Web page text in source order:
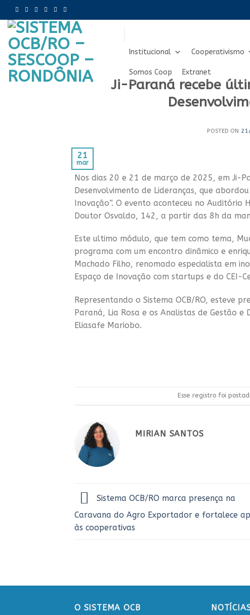
to
content
Institucional Cooperativismo
Somos Coop Extranet
Ji-Paraná recebe
POSTED ON
21
mar
Nos dias 20 e 21 de março de 2025, em Ji-
Desenvolvimento de Lideranças, que
Inovação”. O evento aconteceu no Auditório
Doutor Osvaldo, 142, a partir das 8h da
Este ultimo módulo, que tem como tema,
programa com um encontro dinâmico e
Machado Filho, renomado especialista em
Espaço de Inovação com startups e do CEI-
Representando o Sistema OCB/RO, esteve
Paraná, Lia Rosa e os Analistas de Gestão e
Eliasafe Mariobo.
Esse registro foi
MIRIAN SANTOS
Sistema OCB/RO marca presença na
Caravana do Agro Exportador e fortalece
às cooperativas
O SISTEMA OCB